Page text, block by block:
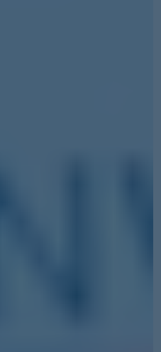
in diesem Browser für
speichern.